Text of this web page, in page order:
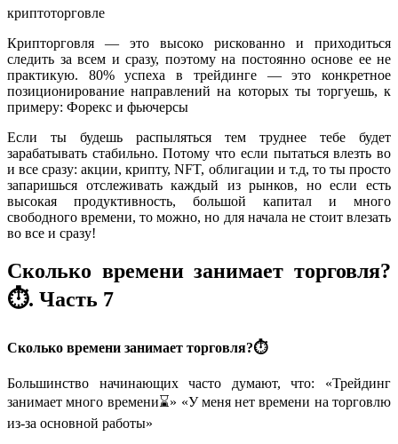
криптоторговле
Крипторговля — это высоко рискованно и приходиться
следить за всем и сразу, поэтому на постоянно основе ее не
практикую. 80% успеха в трейдинге — это конкретное
позиционирование направлений на которых ты торгуешь, к
примеру: Форекс и фьючерсы
Если ты будешь распыляться тем труднее тебе будет
зарабатывать стабильно. Потому что если пытаться влезть во
и все сразу: акции, крипту, NFT, облигации и т.д, то ты просто
запаришься отслеживать каждый из рынков, но если есть
высокая продуктивность, большой капитал и много
свободного времени, то можно, но для начала не стоит влезать
во все и сразу!
Сколько времени занимает торговля?
⏱. Часть 7
Сколько времени занимает торговля?⏱
Большинство начинающих часто думают, что: «Трейдинг
занимает много времени⌛» «У меня нет времени на торговлю
из-за основной работы‍️»